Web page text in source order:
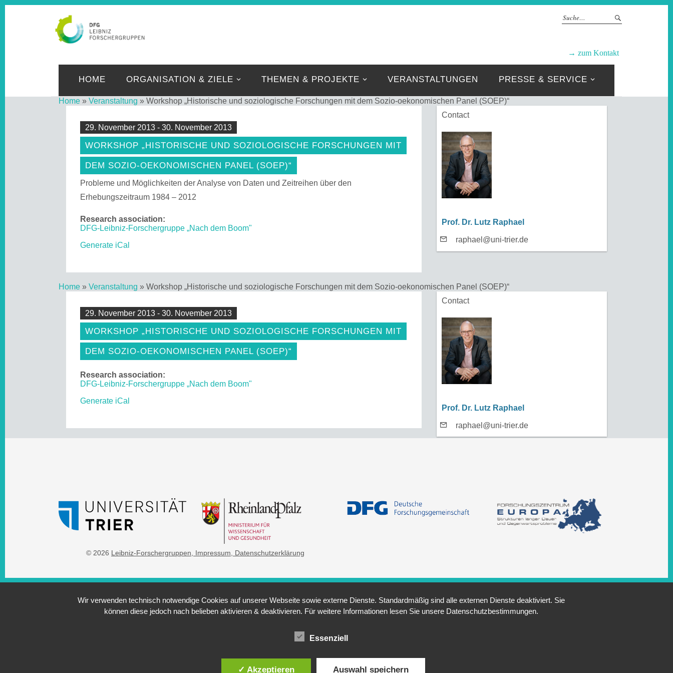
→ zum Kontakt
HOME ORGANISATION & ZIELE THEMEN & PROJEKTE VERANSTALTUNGEN PRESSE & SERVICE
Home » Veranstaltung » Workshop „Historische und soziologische Forschungen mit dem Sozio-oekonomischen Panel (SOEP)“
29. November 2013 - 30. November 2013
WORKSHOP „HISTORISCHE UND SOZIOLOGISCHE FORSCHUNGEN MIT
DEM SOZIO-OEKONOMISCHEN PANEL (SOEP)“
Probleme und Möglichkeiten der Analyse von Daten und Zeitreihen über den
Erhebungszeitraum 1984 – 2012
Research association:
DFG-Leibniz-Forschergruppe „Nach dem Boom"
Generate iCal
Contact
Prof. Dr. Lutz Raphael
raphael@uni-trier.de
Home » Veranstaltung » Workshop „Historische und soziologische Forschungen mit dem Sozio-oekonomischen Panel (SOEP)“
29. November 2013 - 30. November 2013
WORKSHOP „HISTORISCHE UND SOZIOLOGISCHE FORSCHUNGEN MIT
DEM SOZIO-OEKONOMISCHEN PANEL (SOEP)“
Research association:
DFG-Leibniz-Forschergruppe „Nach dem Boom"
Generate iCal
Contact
Prof. Dr. Lutz Raphael
raphael@uni-trier.de
© 2026 Leibniz-Forschergruppen , Impressum , Datenschutzerklärung
Wir verwenden technisch notwendige Cookies auf unserer Webseite sowie externe Dienste. Standardmäßig sind alle externen Dienste deaktiviert. Sie
können diese jedoch nach belieben aktivieren & deaktivieren. Für weitere Informationen lesen Sie unsere Datenschutzbestimmungen.
Essenziell
✓ Akzeptieren Auswahl speichern